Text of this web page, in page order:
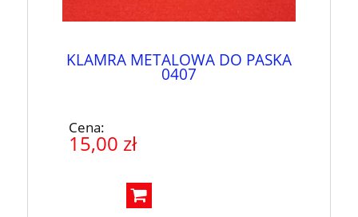
KLAMRA METALOWA DO PASKA
0407
Cena:
15,00 zł